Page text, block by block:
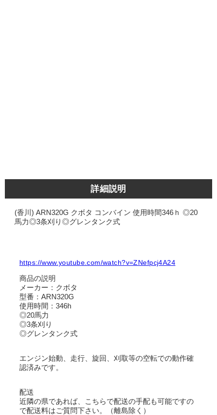
詳細説明
(香川) ARN320G クボタ コンバイン 使用時間346ｈ ◎20
馬力◎3条刈り◎グレンタンク式
https://www.youtube.com/watch?v=ZNefpcj4A24
商品の説明
メーカー：クボタ
型番：ARN320G
使用時間：346h
◎20馬力
◎3条刈り
◎グレンタンク式
エンジン始動、走行、旋回、刈取等の空転での動作確
認済みです。
配送
近隣の県であれば、こちらで配送の手配も可能ですの
で配送料はご質問下さい。（離島除く）